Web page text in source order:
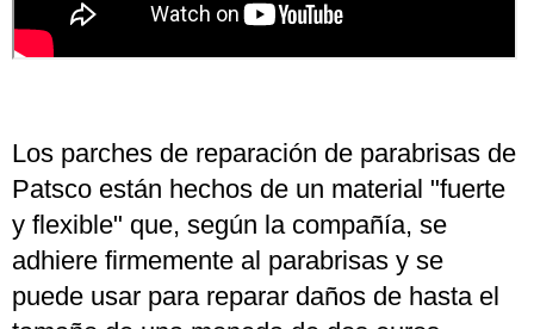
Los parches de reparación de parabrisas de
Patsco están hechos de un material "fuerte
y flexible" que, según la compañía, se
adhiere firmemente al parabrisas y se
puede usar para reparar daños de hasta el